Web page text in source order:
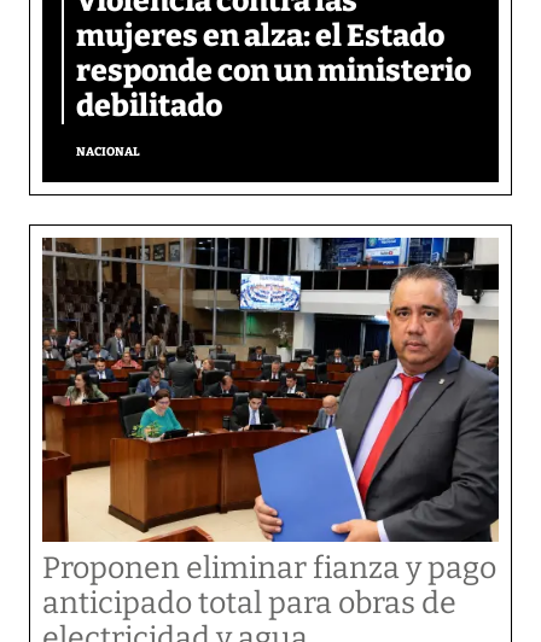
mujeres en alza: el Estado
responde con un ministerio
debilitado
NACIONAL
Proponen eliminar fianza y pago
anticipado total para obras de